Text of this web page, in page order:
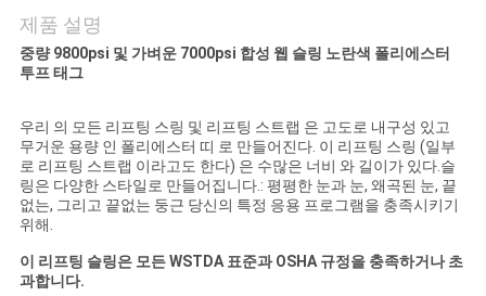
연
락
세
요
인
제품 설명
중량 9800psi 및 가벼운 7000psi 합성 웹 슬링 노란색 폴리에스터
투프 태그
우리 의 모든 리프팅 스링 및 리프팅 스트랩 은 고도로 내구성 있고
무거운 용량 인 폴리에스터 띠 로 만들어진다. 이 리프팅 스링 (일부
로 리프팅 스트랩 이라고도 한다) 은 수많은 너비 와 길이가 있다.슬
링은 다양한 스타일로 만들어집니다.: 평평한 눈과 눈, 왜곡된 눈, 끝
없는, 그리고 끝없는 둥근 당신의 특정 응용 프로그램을 충족시키기
위해.
이 리프팅 슬링은 모든 WSTDA 표준과 OSHA 규정을 충족하거나 초
과합니다.